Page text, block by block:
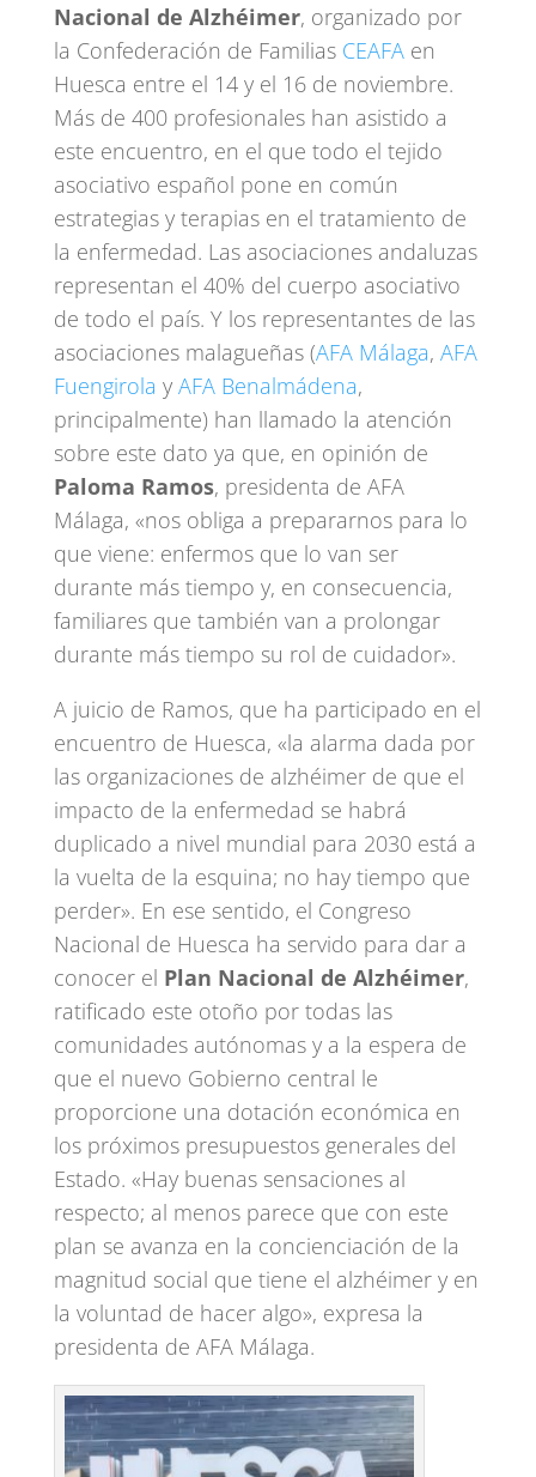
Nacional de Alzhéimer, organizado por
la Confederación de Familias CEAFAen
Huesca entre el 14 y el 16 de noviembre.
Más de 400 profesionales han asistido a
este encuentro, en el que todo el tejido
asociativo español pone en común
estrategias y terapias en el tratamiento de
la enfermedad. Las asociaciones andaluzas
representan el 40% del cuerpo asociativo
de todo el país. Y los representantes de las
asociaciones malagueñas (AFA Málaga, AFA
Fuengirola y AFA Benalmádena,
principalmente) han llamado la atención
sobre este dato ya que, en opinión de
Paloma Ramos, presidenta de AFA
Málaga, «nos obliga a prepararnos para lo
que viene: enfermos que lo van ser
durante más tiempo y, en consecuencia,
familiares que también van a prolongar
durante más tiempo su rol de cuidador».
A juicio de Ramos, que ha participado en el
encuentro de Huesca, «la alarma dada por
las organizaciones de alzhéimer de que el
impacto de la enfermedad se habrá
duplicado a nivel mundial para 2030 está a
la vuelta de la esquina; no hay tiempo que
perder». En ese sentido, el Congreso
Nacional de Huesca ha servido para dar a
conocer el Plan Nacional de Alzhéimer,
ratificado este otoño por todas las
comunidades autónomas y a la espera de
que el nuevo Gobierno central le
proporcione una dotación económica en
los próximos presupuestos generales del
Estado. «Hay buenas sensaciones al
respecto; al menos parece que con este
plan se avanza en la concienciación de la
magnitud social que tiene el alzhéimer y en
la voluntad de hacer algo», expresa la
presidenta de AFA Málaga.